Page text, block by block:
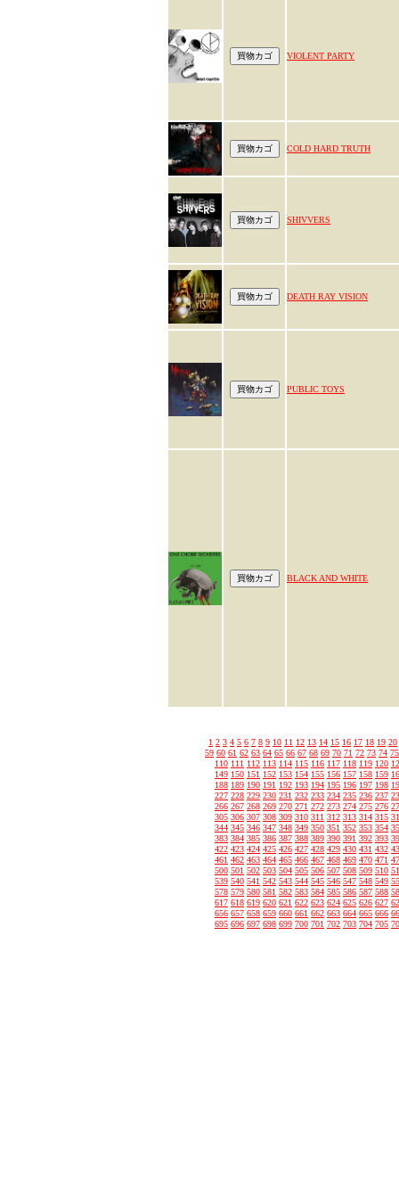
VIOLENT PARTY
COLD HARD TRUTH
SHIVVERS
DEATH RAY VISION
PUBLIC TOYS
BLACK AND WHITE
1 2 3 4 5 6 7 8 9 10 11 12 13 14 15 16 17 18 19 20
59 60 61 62 63 64 65 66 67 68 69 70 71 72 73 74 75
110 111 112 113 114 115 116 117 118 119 120
149 150 151 152 153 154 155 156 157 158 159
188 189 190 191 192 193 194 195 196 197 198
227 228 229 230 231 232 233 234 235 236 237
266 267 268 269 270 271 272 273 274 275 276
305 306 307 308 309 310 311 312 313 314 315
344 345 346 347 348 349 350 351 352 353 354
383 384 385 386 387 388 389 390 391 392 393
422 423 424 425 426 427 428 429 430 431 432
461 462 463 464 465 466 467 468 469 470 471
500 501 502 503 504 505 506 507 508 509 510
539 540 541 542 543 544 545 546 547 548 549
578 579 580 581 582 583 584 585 586 587 588
617 618 619 620 621 622 623 624 625 626 627
656 657 658 659 660 661 662 663 664 665 666
695 696 697 698 699 700 701 702 703 704 705